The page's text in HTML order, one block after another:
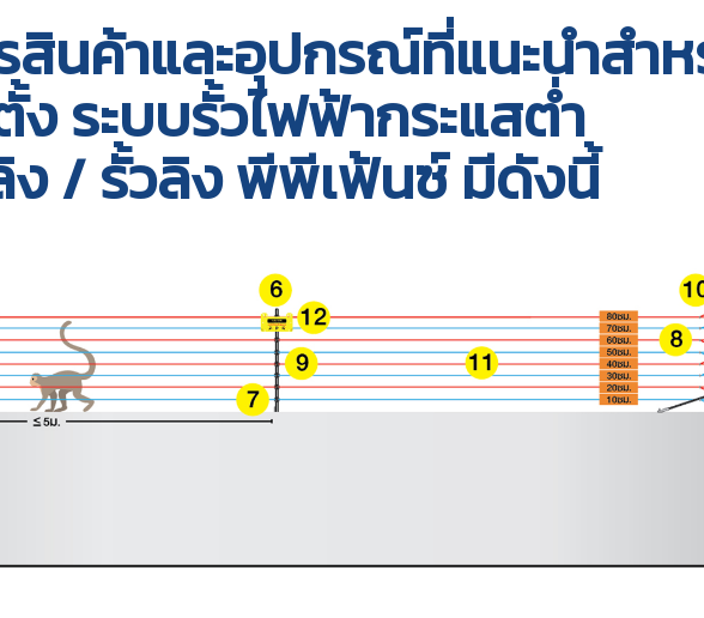
สินค้าและอุปกรณ์ที่แนะนำสำ
ระบบรั้วไฟฟ้ากระแสต่ำ
/ รั้วลิง พีพีเฟ้นซ์ มีดังนี้